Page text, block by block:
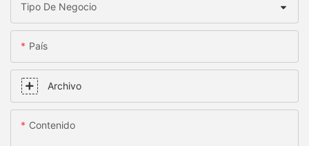
Tipo De Negocio
País
Archivo
Contenido